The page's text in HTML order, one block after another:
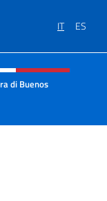
IT ES
e menù
di Buenos